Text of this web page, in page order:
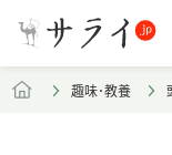
趣味･教養